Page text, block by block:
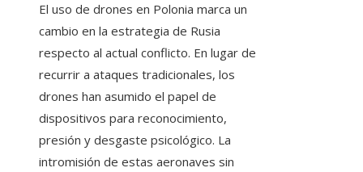
El uso de drones en Polonia marca un
cambio en la estrategia de Rusia
respecto al actual conflicto. En lugar de
recurrir a ataques tradicionales, los
drones han asumido el papel de
dispositivos para reconocimiento,
presión y desgaste psicológico. La
intromisión de estas aeronaves sin